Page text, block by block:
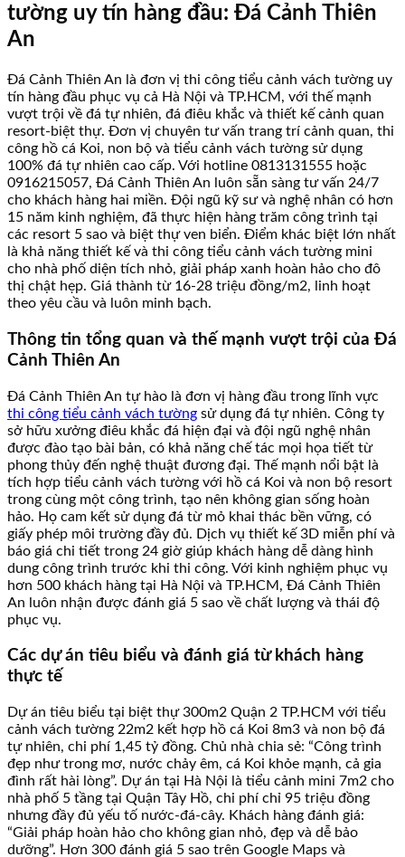
tường uy tín hàng đầu: Đá Cảnh Thiên
An
Đá Cảnh Thiên An là đơn vị thi công tiểu cảnh vách tường uy
tín hàng đầu phục vụ cả Hà Nội và TP.HCM, với thế mạnh
vượt trội về đá tự nhiên, đá điêu khắc và thiết kế cảnh quan
resort-biệt thự. Đơn vị chuyên tư vấn trang trí cảnh quan, thi
công hồ cá Koi, non bộ và tiểu cảnh vách tường sử dụng
100% đá tự nhiên cao cấp. Với hotline 0813131555 hoặc
0916215057, Đá Cảnh Thiên An luôn sẵn sàng tư vấn 24/7
cho khách hàng hai miền. Đội ngũ kỹ sư và nghệ nhân có hơn
15 năm kinh nghiệm, đã thực hiện hàng trăm công trình tại
các resort 5 sao và biệt thự ven biển. Điểm khác biệt lớn nhất
là khả năng thiết kế và thi công tiểu cảnh vách tường mini
cho nhà phố diện tích nhỏ, giải pháp xanh hoàn hảo cho đô
thị chật hẹp. Giá thành từ 16-28 triệu đồng/m2, linh hoạt
theo yêu cầu và luôn minh bạch.
Thông tin tổng quan và thế mạnh vượt trội của Đá
Cảnh Thiên An
Đá Cảnh Thiên An tự hào là đơn vị hàng đầu trong lĩnh vực
thi công tiểu cảnh vách tường sử dụng đá tự nhiên. Công ty
sở hữu xưởng điêu khắc đá hiện đại và đội ngũ nghệ nhân
được đào tạo bài bản, có khả năng chế tác mọi họa tiết từ
phong thủy đến nghệ thuật đương đại. Thế mạnh nổi bật là
tích hợp tiểu cảnh vách tường với hồ cá Koi và non bộ resort
trong cùng một công trình, tạo nên không gian sống hoàn
hảo. Họ cam kết sử dụng đá từ mỏ khai thác bền vững, có
giấy phép môi trường đầy đủ. Dịch vụ thiết kế 3D miễn phí và
báo giá chi tiết trong 24 giờ giúp khách hàng dễ dàng hình
dung công trình trước khi thi công. Với kinh nghiệm phục vụ
hơn 500 khách hàng tại Hà Nội và TP.HCM, Đá Cảnh Thiên
An luôn nhận được đánh giá 5 sao về chất lượng và thái độ
phục vụ.
Các dự án tiêu biểu và đánh giá từ khách hàng
thực tế
Dự án tiêu biểu tại biệt thự 300m2 Quận 2 TP.HCM với tiểu
cảnh vách tường 22m2 kết hợp hồ cá Koi 8m3 và non bộ đá
tự nhiên, chi phí 1,45 tỷ đồng. Chủ nhà chia sẻ: “Công trình
đẹp như trong mơ, nước chảy êm, cá Koi khỏe mạnh, cả gia
đình rất hài lòng”. Dự án tại Hà Nội là tiểu cảnh mini 7m2 cho
nhà phố 5 tầng tại Quận Tây Hồ, chi phí chỉ 95 triệu đồng
nhưng đầy đủ yếu tố nước-đá-cây. Khách hàng đánh giá:
“Giải pháp hoàn hảo cho không gian nhỏ, đẹp và dễ bảo
dưỡng”. Hơn 300 đánh giá 5 sao trên Google Maps và